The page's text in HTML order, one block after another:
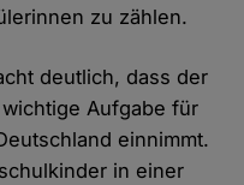
zu zählen.
deutlich, dass der
Aufgabe für
einnimmt.
in einer